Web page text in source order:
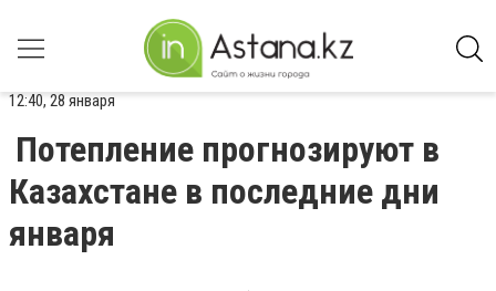
12:40, 28 января
Потепление прогнозируют в
Казахстане в последние дни
января